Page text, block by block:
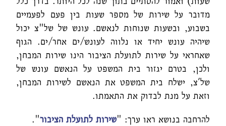
מדובר על שירות של מספר שעות בין פעם לפעמיים
בשבוע, ובשעות שנוחות לנאשם. עונש של של"צ יכול
שיהיה עונש יחיד או נלווה לעונש/ים אחר/ים. הגוף
שאחראי על שירות לתועלת הציבור הינו שירות המבחן,
ולכן, בטרם יגזור בית המשפט על הנאשם עונש של
של'צ, ישלח בית המשפט את הנאשם לשירות המבחן,
וזאת על מנת לבדוק את התאמתו.
להרחבה בנושא ראו ערך: "שירות לתועלת הציבור".